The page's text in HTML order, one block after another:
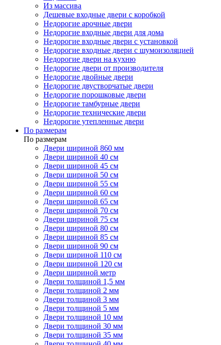
Из массива
Дешевые входные двери с коробкой
Недорогие арочные двери
Недорогие входные двери для дома
Недорогие входные двери с установкой
Недорогие входные двери с шумоизоляцией
Недорогие двери на кухню
Недорогие двери от производителя
Недорогие двойные двери
Недорогие двустворчатые двери
Недорогие порошковые двери
Недорогие тамбурные двери
Недорогие технические двери
Недорогие утепленные двери
По размерам
По размерам
Двери шириной 860 мм
Двери шириной 40 см
Двери шириной 45 см
Двери шириной 50 см
Двери шириной 55 см
Двери шириной 60 см
Двери шириной 65 см
Двери шириной 70 см
Двери шириной 75 см
Двери шириной 80 см
Двери шириной 85 см
Двери шириной 90 см
Двери шириной 110 см
Двери шириной 120 см
Двери шириной метр
Двери толщиной 1,5 мм
Двери толщиной 2 мм
Двери толщиной 3 мм
Двери толщиной 5 мм
Двери толщиной 10 мм
Двери толщиной 30 мм
Двери толщиной 35 мм